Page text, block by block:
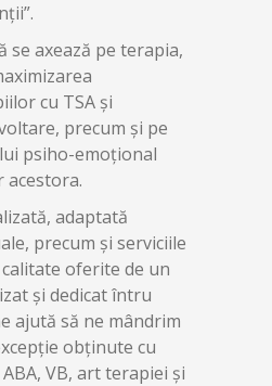
se axează pe terapia,
cu TSA și
precum și pe
psiho-emoțional
acestora.
adaptată
precum și serviciile
oferite de un
și dedicat întru
ajută să ne mândrim
obținute cu
VB, art terapiei și